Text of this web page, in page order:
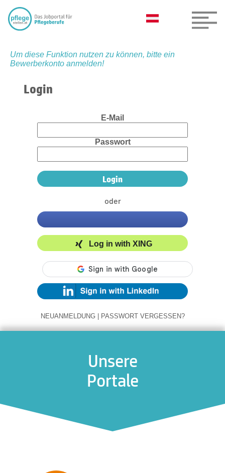
Um diese Funktion nutzen zu können, bitte ein
Bewerberkonto anmelden!
Login
E-Mail
Passwort
oder
Log in with XING
NEUANMELDUNG | PASSWORT VERGESSEN?
Unsere
Portale